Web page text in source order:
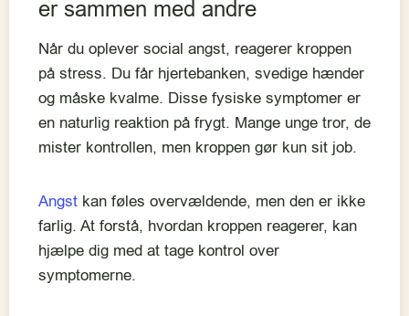
er sammen med andre
Når du oplever social angst, reagerer kroppen
på stress. Du får hjertebanken, svedige hænder
og måske kvalme. Disse fysiske symptomer er
en naturlig reaktion på frygt. Mange unge tror, de
mister kontrollen, men kroppen gør kun sit job.
Angst kan føles overvældende, men den er ikke
farlig. At forstå, hvordan kroppen reagerer, kan
hjælpe dig med at tage kontrol over
symptomerne.